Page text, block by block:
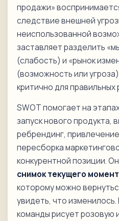
продажи»
следствие внешней
неиспользованной
заставляет разделить
(слабость) и «рынок
(возможность или
критично для правильных
SWOT помогает на
запуск нового продукта,
ребрендинг,
пересборка
конкурентной позиции.
снимок текущего
которому можно
увидеть, что
команды рисует розовую